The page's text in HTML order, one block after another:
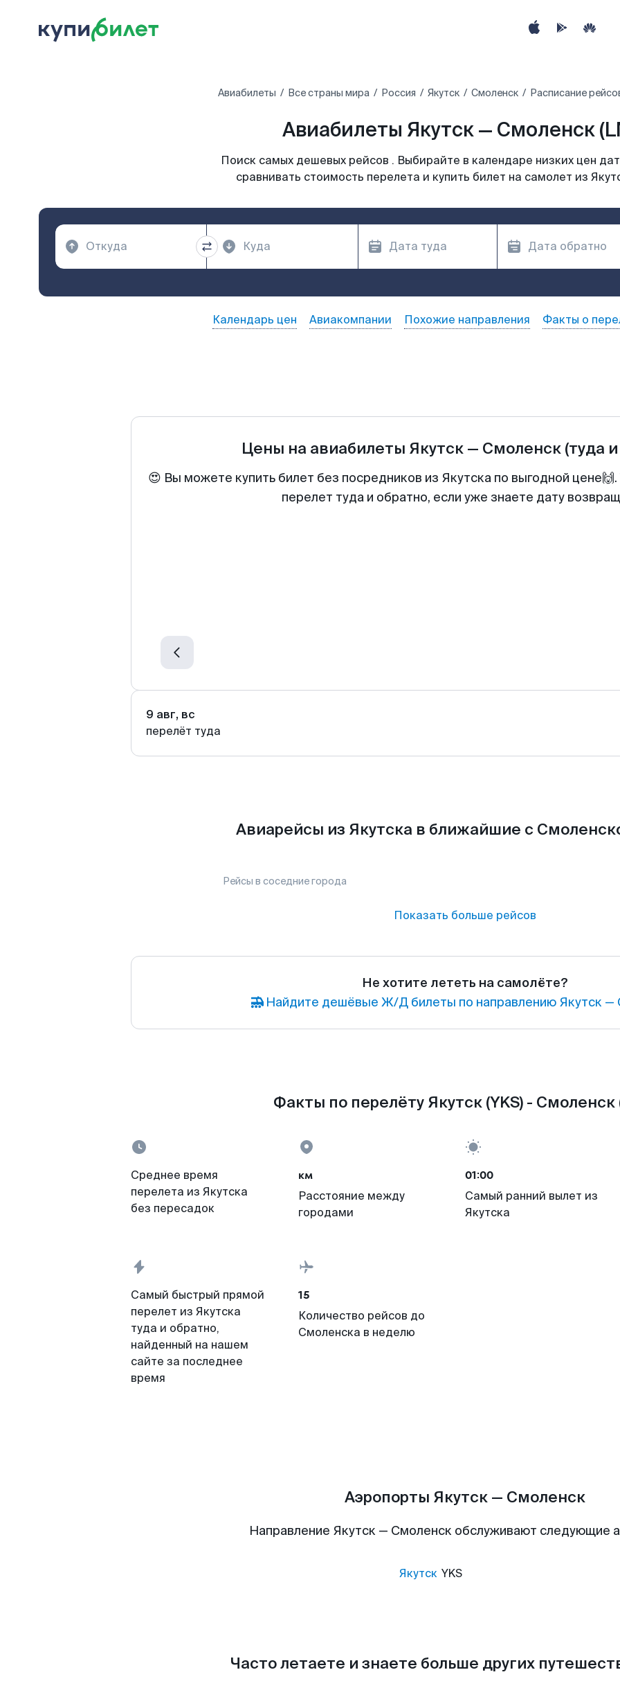
Авиабилеты Все страны мира Россия Якутск Смоленск Расписание
Авиабилеты Якутск — Смоленск
Поиск самых дешевых рейсов . Выбирайте в календаре низких цен
сравнивать стоимость перелета и купить билет на самолет из
Календарь цен Авиакомпании Похожие направления Факты о
Цены на авиабилеты Якутск — Смоленск (туда
😍 Вы можете купить билет без посредников из Якутска по выгодной
перелет туда и обратно, если уже знаете дату
9 авг, вс
перелёт туда
Авиарейсы из Якутска в ближайшие с
Рейсы в соседние города
Показать больше рейсов
Не хотите лететь на самолёте?
Найдите дешёвые Ж/Д билеты по направлению Якутск —
Факты по перелёту Якутск (YKS) - Смоленск
Среднее время
перелета из Якутска
без пересадок
км
Расстояние между
городами
01:00
Самый ранний вылет из
Якутска
Самый быстрый прямой
перелет из Якутска
туда и обратно,
найденный на нашем
сайте за последнее
время
15
Количество рейсов до
Смоленска в неделю
Аэропорты Якутск — Смоленск
Направление Якутск — Смоленск обслуживают следующие
Якутск YKS
Часто летаете и знаете больше других